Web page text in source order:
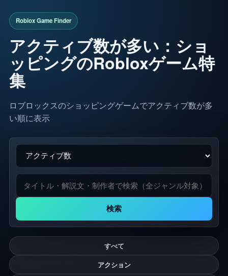
アクティブ数が多い：ショ
ッピングのRobloxゲーム特
集
ロブロックスのショッピングゲームでアクティブ数が多
い順に表示
検索
すべて
アクション